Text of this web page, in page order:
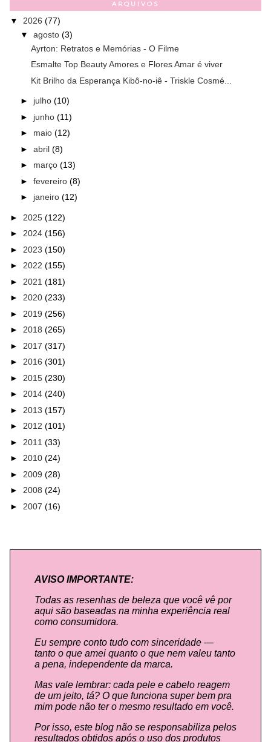
ARQUIVOS
▼ 2026 (77)
▼ agosto (3)
Ayrton: Retratos e Memórias - O Filme
Esmalte Top Beauty Amores e Flores Amar é viver
Kit Brilho da Esperança Kibô-no-iê - Triskle Cosmé...
► julho (10)
► junho (11)
► maio (12)
► abril (8)
► março (13)
► fevereiro (8)
► janeiro (12)
► 2025 (122)
► 2024 (156)
► 2023 (150)
► 2022 (155)
► 2021 (181)
► 2020 (233)
► 2019 (256)
► 2018 (265)
► 2017 (317)
► 2016 (301)
► 2015 (230)
► 2014 (240)
► 2013 (157)
► 2012 (101)
► 2011 (33)
► 2010 (24)
► 2009 (28)
► 2008 (24)
► 2007 (16)
AVISO IMPORTANTE:
Todas as resenhas de beleza que você vê por
aqui são baseadas na minha experiência real
como consumidora.
Eu sempre conto tudo com sinceridade —
tanto o que amei quanto o que nem valeu tanto
a pena, independente da marca.
Mas vale lembrar: cada pele e cabelo reagem
de um jeito, tá? O que funciona super bem pra
mim pode não ter o mesmo resultado em você.
Por isso, este blog não se responsabiliza pelos
resultados obtidos após o uso dos produtos